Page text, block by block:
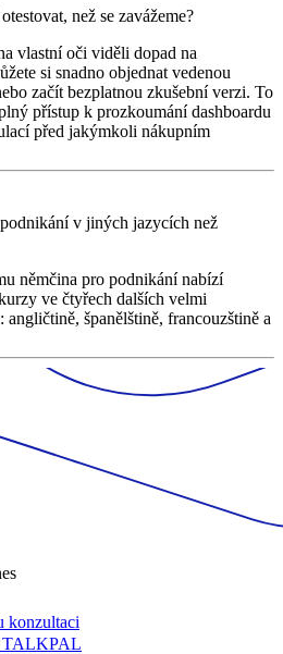
než se zavážeme?
vlastní oči viděli dopad na
si snadno objednat vedenou
začít bezplatnou zkušební verzi. To
přístup k prozkoumání dashboardu
před jakýmkoli nákupním
v jiných jazycích než
němčina pro podnikání nabízí
ve čtyřech dalších velmi
španělštině, francouzštině a
konzultaci